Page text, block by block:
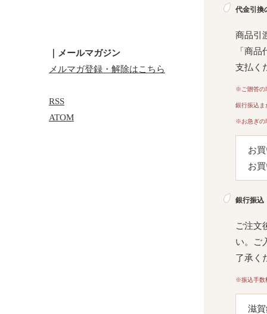
代金引換
商品引
「商
支払く
※ご贈答の
銀行振込ま
※お急ぎの
お
お
銀行振込
ご注文
い。ご
了承く
※振込手数
滋
｜メールマガジン
メルマガ登録・解除はこちら
RSS
ATOM